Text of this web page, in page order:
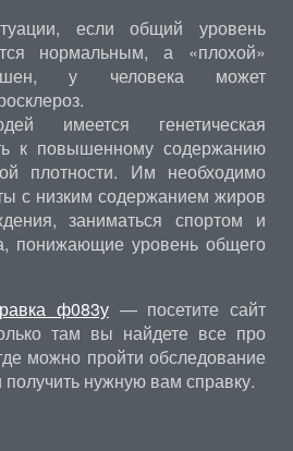
если общий уровень
нормальным, а «плохой»
у человека может
имеется генетическая
к повышенному содержанию
плотности. Им необходимо
с низким содержанием жиров
заниматься спортом и
понижающие уровень общего
ф083у— посетите сайт
там вы найдете все про
можно пройти обследование
нужную вам справку.